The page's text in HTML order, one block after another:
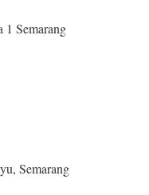
Semarang
Semarang